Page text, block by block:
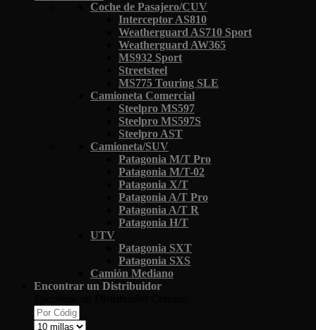
Coche de Pasajero/CUV
Interceptor AS810
Weatherguard AS710 Sport
Weatherguard AW365
MS932 Sport
Streetsteel
MS775 Touring SLE
Camioneta Comercial
Steelpro MS597
Steelpro MS597S
Steelpro AST
Camioneta/SUV
Patagonia M/T Pro
Patagonia M/T-02
Patagonia X/T
Patagonia A/T Pro
Patagonia A/T R
Patagonia H/T
UTV
Patagonia SXT
Patagonia SXS
Camión Mediano
Encontrar un Distribuidor